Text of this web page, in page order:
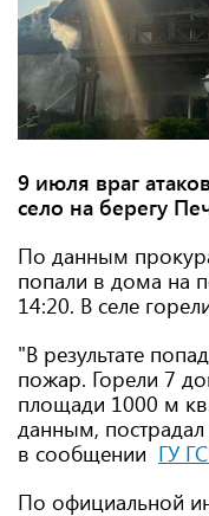
9 июля враг
село на берегу
По данным
попали в дома на
14:20. В селе
"В результате
пожар. Горели 7
площади 1000 м
данным,
в сообщении ГУ
По официальной